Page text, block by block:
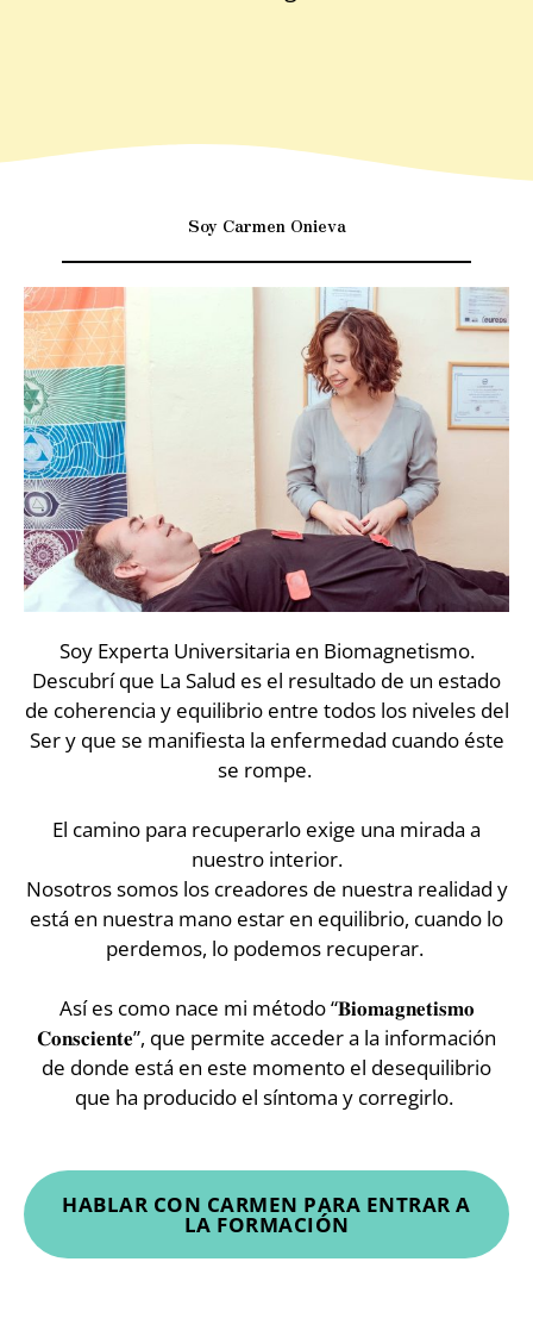
Soy Carmen Onieva
Soy Experta Universitaria en Biomagnetismo.
Descubrí que La Salud es el resultado de un estado
de coherencia y equilibrio entre todos los niveles del
Ser y que se manifiesta la enfermedad cuando éste
se rompe. ⁣
El camino para recuperarlo exige una mirada a
nuestro interior.⁣
Nosotros somos los creadores de nuestra realidad y
está en nuestra mano estar en equilibrio, cuando lo
perdemos, lo podemos recuperar. ⁣
Así es como nace mi método “𝐁𝐢𝐨𝐦𝐚𝐠𝐧𝐞𝐭𝐢𝐬𝐦𝐨
𝐂𝐨𝐧𝐬𝐜𝐢𝐞𝐧𝐭𝐞”, que permite acceder a la información
de donde está en este momento el desequilibrio
que ha producido el síntoma y corregirlo. ⁣
HABLAR CON CARMEN PARA ENTRAR A
LA FORMACIÓN